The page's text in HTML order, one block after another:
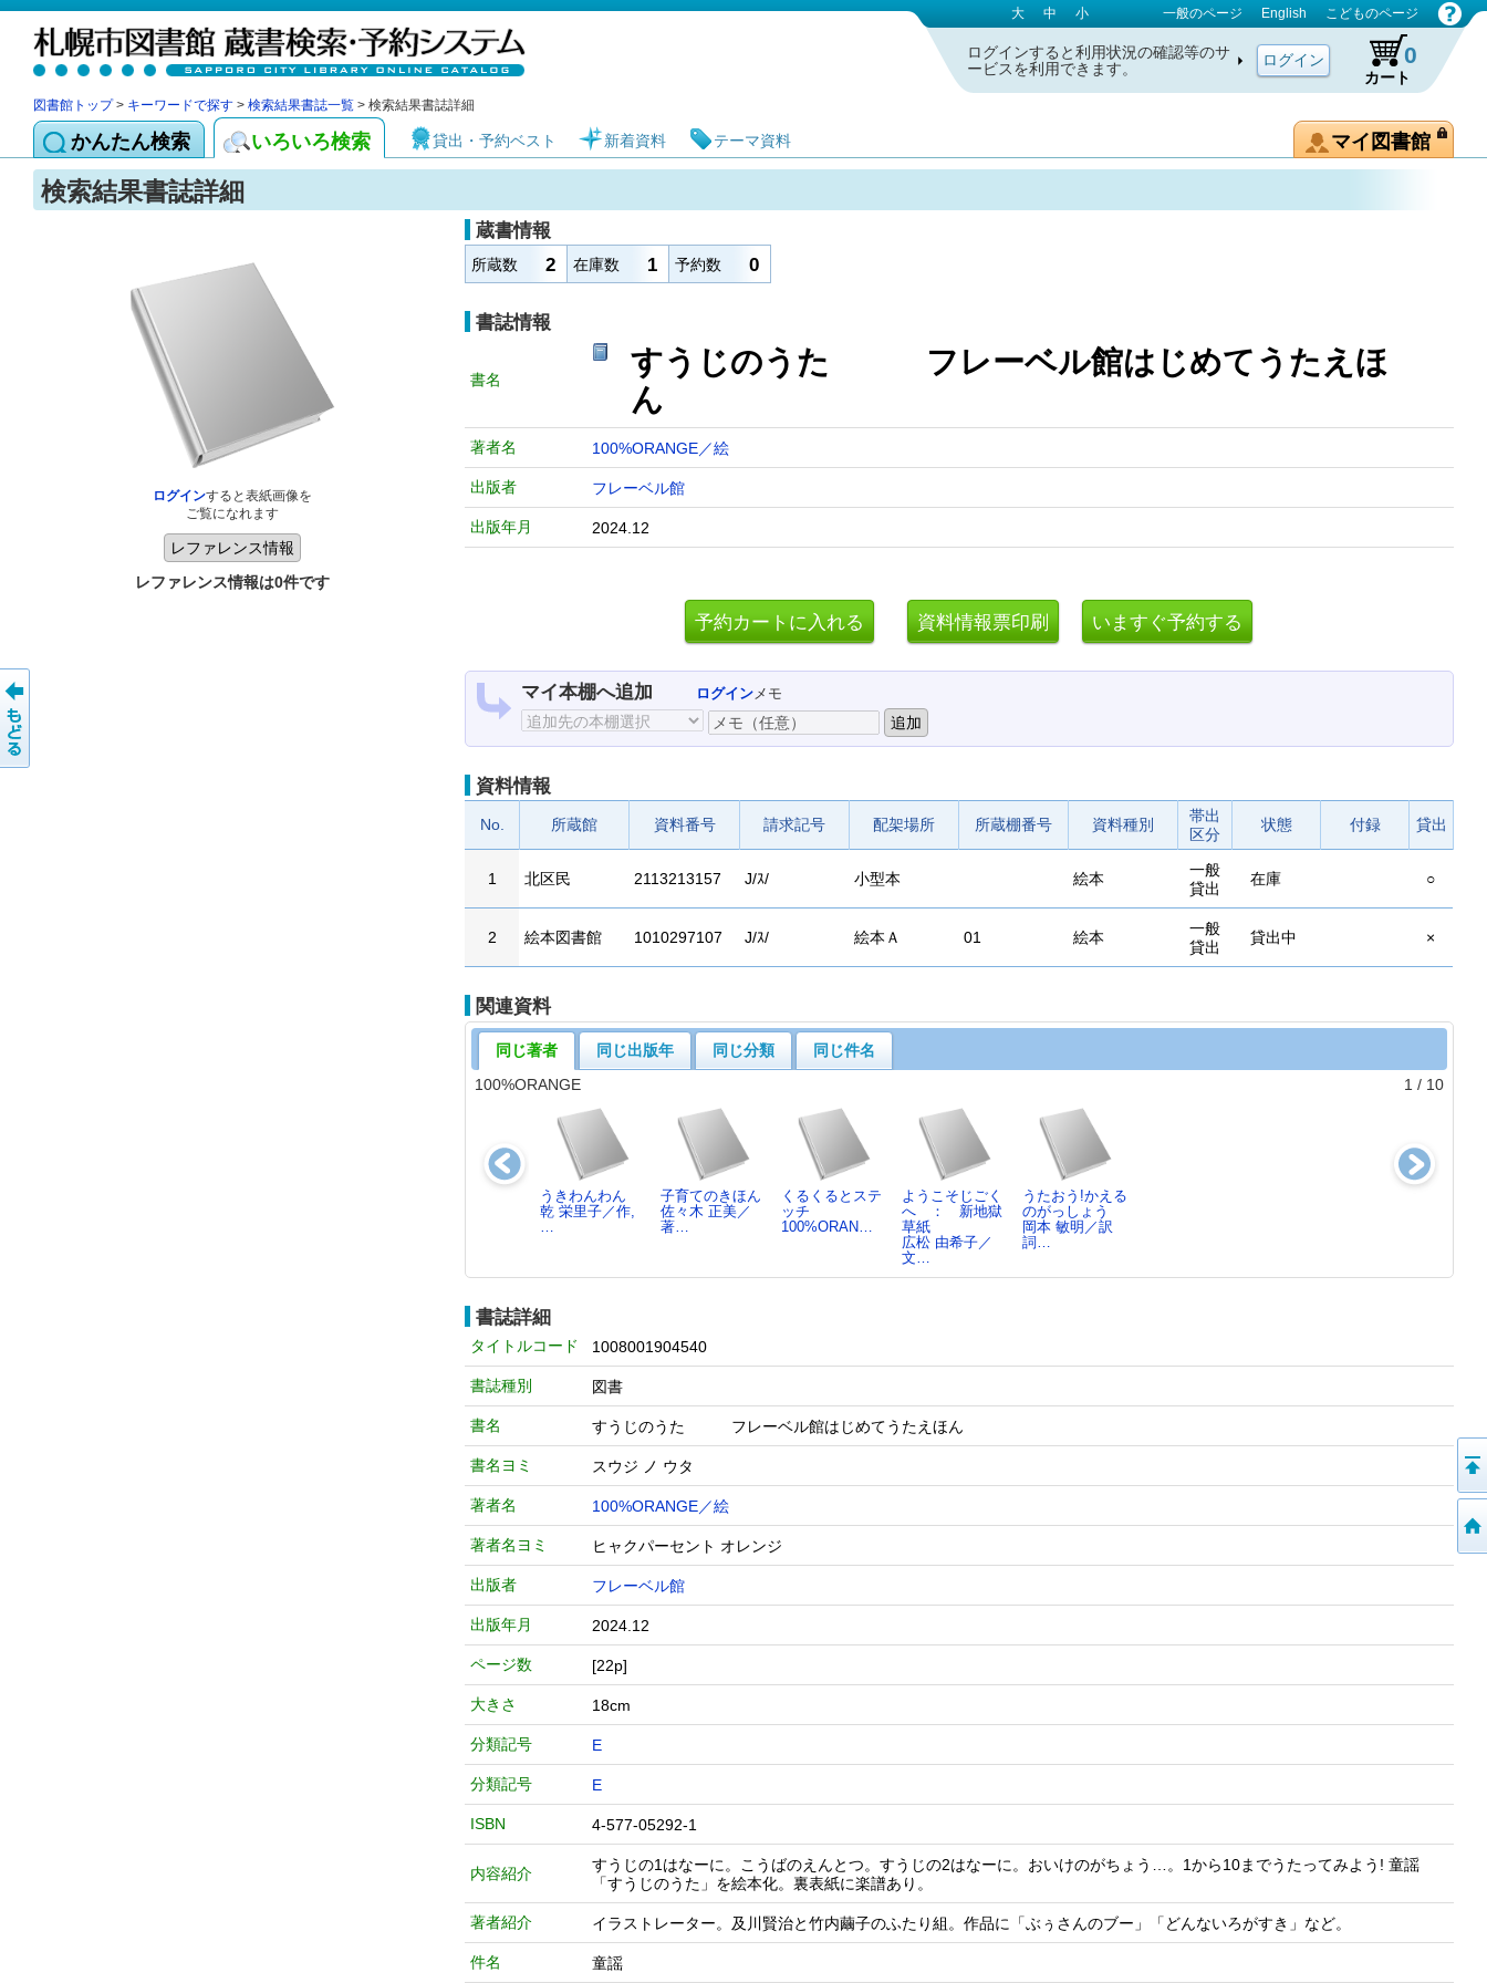
札幌市図書館 蔵書検索・予約システム 大 中 小 一般のページ English こどものページ
ログインすると利用状況の確認等のサ
ービスを利用できます。
カート
0
図書館トップ> キーワードで探す > 検索結果書誌一覧 > 検索結果書誌詳細
かんたん検索 いろいろ検索 貸出・予約ベスト 新着資料 テーマ資料 マイ図書館
検索結果書誌詳細
ログインすると表紙画像を
ご覧になれます
レファレンス情報は0件です
蔵書情報
所蔵数 2 在庫数 1 予約数 0
書誌情報
書名
すうじのうた フレーベル館はじめてうたえほ
ん
著者名 100%ORANGE／絵
出版者 フレーベル館
出版年月 2024.12
マイ本棚へ追加 ログインメモ
資料情報
No. 所蔵館 資料番号 請求記号 配架場所 所蔵棚番号 資料種別
帯出
区分
状態 付録 貸出
1 北区民 2113213157 J/ｽ/ 小型本 絵本
一般
貸出
在庫 ○
2 絵本図書館 1010297107 J/ｽ/ 絵本Ａ 01 絵本
一般
貸出
貸出中 ×
関連資料
同じ著者 同じ出版年 同じ分類
同じ件名
100%ORANGE
1 / 10
うきわんわん
乾 栄里子／作,
…
子育てのきほん
佐々木 正美／
著…
くるくるとステ
ッチ
100%ORAN…
ようこそじごく
へ ： 新地獄
草紙
広松 由希子／
文…
うたおう!かえる
のがっしょう
岡本 敏明／訳
詞…
書誌詳細
タイトルコード 1008001904540
書誌種別 図書
書名 すうじのうた フレーベル館はじめてうたえほん
書名ヨミ スウジ ノ ウタ
著者名 100%ORANGE／絵
著者名ヨミ ヒャクパーセント オレンジ
出版者 フレーベル館
出版年月 2024.12
ページ数 [22p]
大きさ 18cm
分類記号 E
分類記号 E
ISBN 4-577-05292-1
内容紹介
すうじの1はなーに。こうばのえんとつ。すうじの2はなーに。おいけのがちょう…。1から10までうたってみよう! 童謡
「すうじのうた」を絵本化。裏表紙に楽譜あり。
著者紹介 イラストレーター。及川賢治と竹内繭子のふたり組。作品に「ぶぅさんのブー」「どんないろがすき」など。
件名 童謡